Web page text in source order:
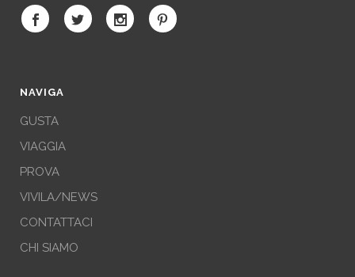
NAVIGA
GUSTA
VIAGGIA
PROVA
VIVILA/NEWS
CONTATTACI
CHI SIAMO